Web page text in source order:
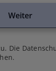
Weiter
Die